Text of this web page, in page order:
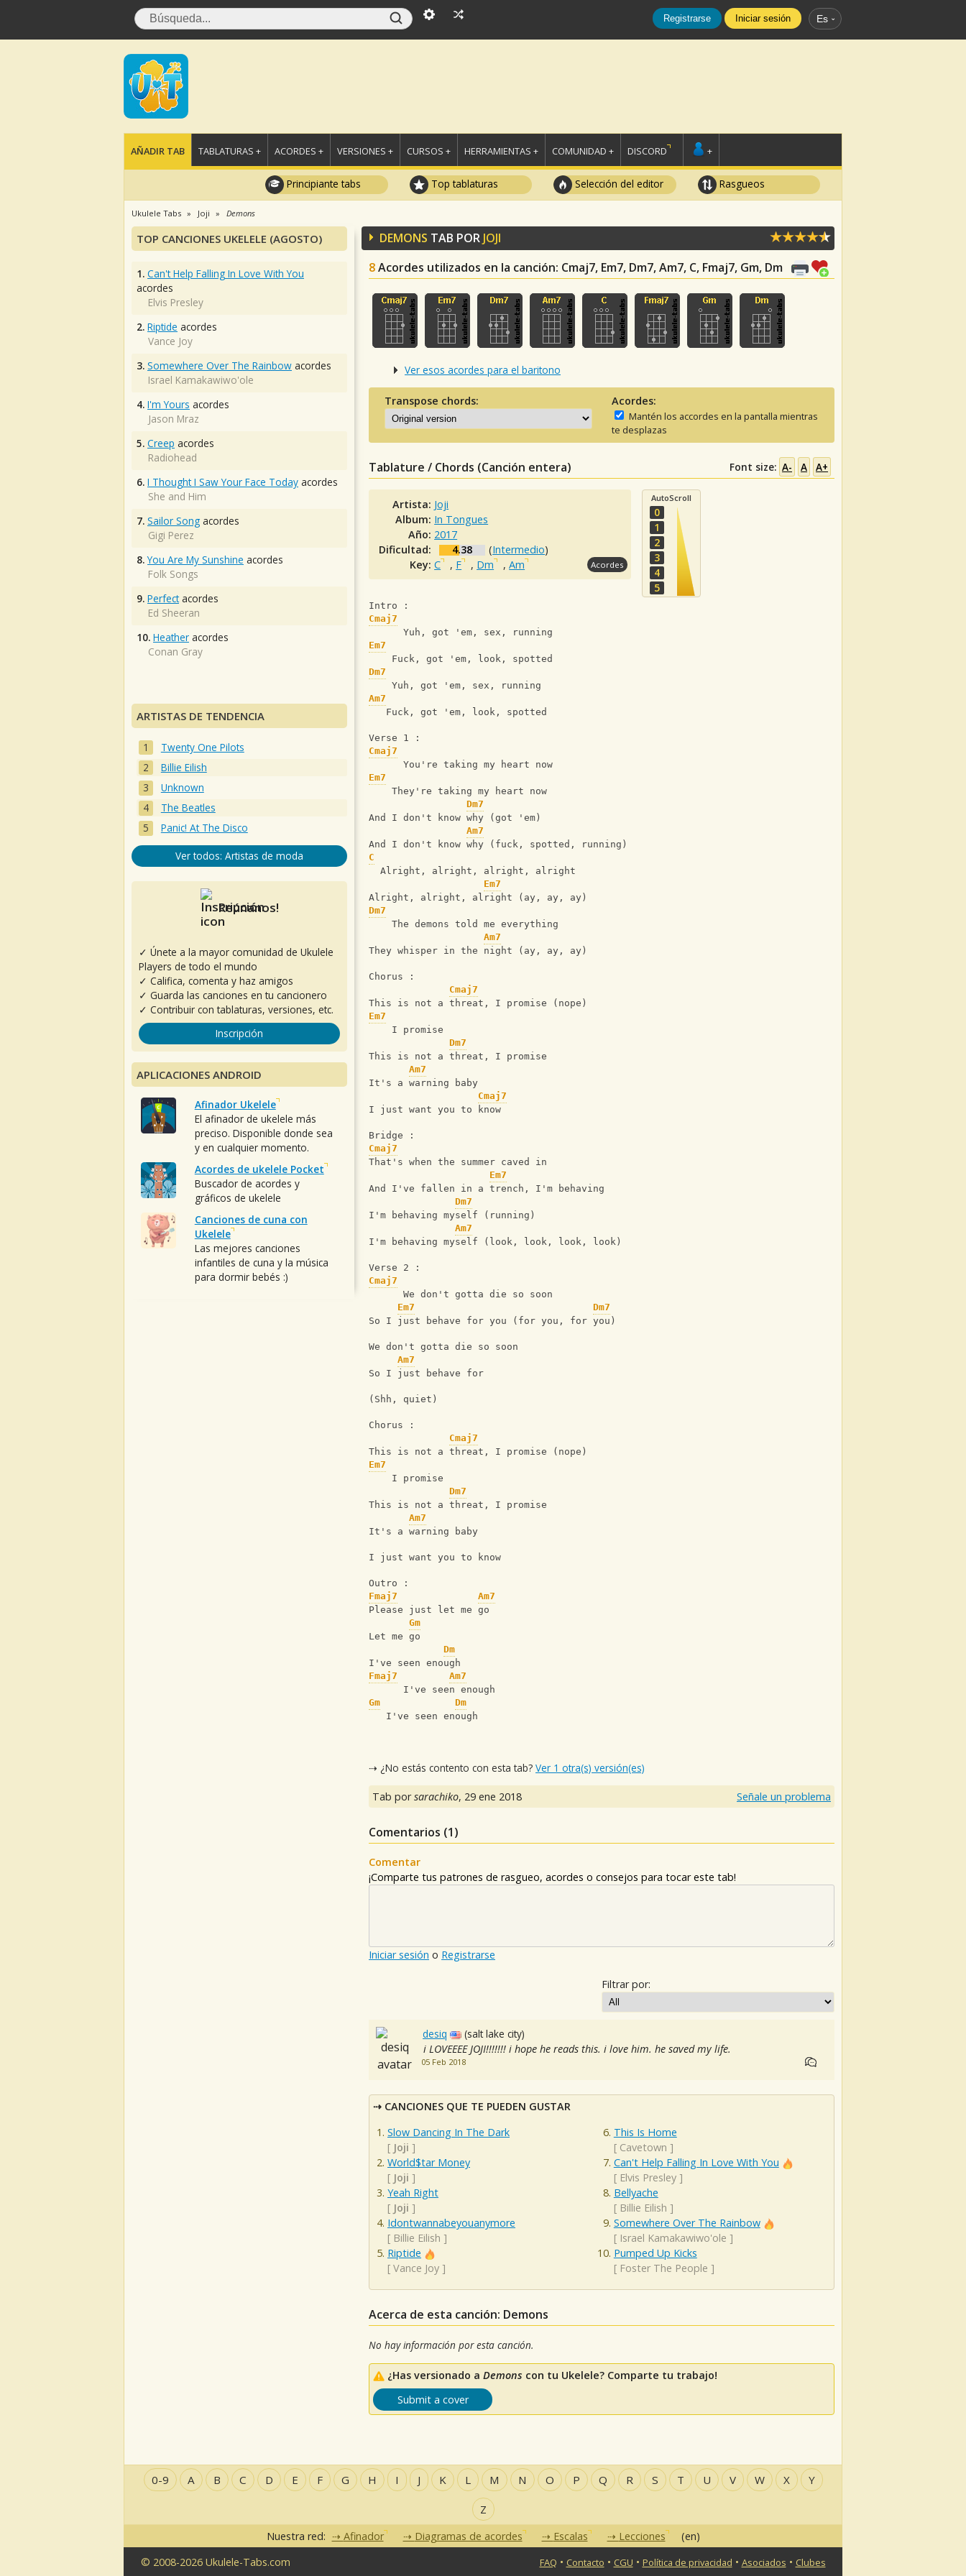
Registrarse Iniciar sesión Es
AÑADIR TAB TABLATURAS + ACORDES + VERSIONES + CURSOS + HERRAMIENTAS + COMUNIDAD + DISCORD +
Principiante tabs Top tablaturas Selección del editor Rasgueos
Ukulele Tabs Joji Demons
DEMONS TAB POR JOJI
8Acordes utilizados en la canción: Cmaj7, Em7, Dm7, Am7, C, Fmaj7, Gm, Dm
Ver esos acordes para el baritono
Transpose chords: Acordes:
Mantén los accordes en la pantalla mientras
te desplazas
Tablature / Chords (Canción entera) Font size: A- A A+
Artista: Joji
Album: In Tongues
Año: 2017
Dificultad:
4.38 (Intermedio)
Key:C , F , Dm ,Am Acordes
AutoScroll
0
1
2
3
4
5
Intro :
Cmaj7
      Yuh, got 'em, sex, running
Em7
    Fuck, got 'em, look, spotted
Dm7
    Yuh, got 'em, sex, running
Am7
   Fuck, got 'em, look, spotted
Verse 1 :
Cmaj7
      You're taking my heart now
Em7
    They're taking my heart now
Dm7
And I don't know why (got 'em)
Am7
And I don't know why (fuck, spotted, running)
C
  Alright, alright, alright, alright
Em7
Alright, alright, alright (ay, ay, ay)
Dm7
    The demons told me everything
Am7
They whisper in the night (ay, ay, ay)
Chorus :
Cmaj7
This is not a threat, I promise (nope)
Em7
    I promise
Dm7
This is not a threat, I promise
Am7
It's a warning baby
Cmaj7
I just want you to know
Bridge :
Cmaj7
That's when the summer caved in
Em7
And I've fallen in a trench, I'm behaving
Dm7
I'm behaving myself (running)
Am7
I'm behaving myself (look, look, look, look)
Verse 2 :
Cmaj7
      We don't gotta die so soon
Em7
Dm7
So I just behave for you (for you, for you)
We don't gotta die so soon
Am7
So I just behave for
(Shh, quiet)
Chorus :
Cmaj7
This is not a threat, I promise (nope)
Em7
    I promise
Dm7
This is not a threat, I promise
Am7
It's a warning baby
I just want you to know
Outro :
Fmaj7
Am7
Please just let me go
Gm
Let me go
Dm
I've seen enough
Fmaj7
Am7
      I've seen enough
Gm
Dm
   I've seen enough
⇢ ¿No estás contento con esta tab? Ver 1 otra(s) versión(es)
Tab porsarachiko, 29 ene 2018 Señale un problema
Comentarios (1)
Comentar
¡Comparte tus patrones de rasgueo, acordes o consejos para tocar este tab!
Iniciar sesión o Registrarse
Filtrar por:
desiq
(salt lake city)
i LOVEEEE JOJI!!!!!!! i hope he reads this. i love him. he saved my life.
05 Feb 2018
CANCIONES QUE TE PUEDEN GUSTAR
Slow Dancing In The Dark
[ Joji ]
World$tar Money
[ Joji ]
Yeah Right
[ Joji ]
Idontwannabeyouanymore
[ Billie Eilish ]
Riptide
[ Vance Joy ]
This Is Home
[ Cavetown ]
Can't Help Falling In Love With You
[ Elvis Presley]
Bellyache
[ Billie Eilish ]
Somewhere Over The Rainbow
[ Israel Kamakawiwo'ole ]
Pumped Up Kicks
[ Foster The People ]
Acerca de esta canción: Demons
No hay información por esta canción.
¿Has versionado a Demons con tu Ukelele? Comparte tu trabajo!
Submit a cover
TOP CANCIONES UKELELE (AGOSTO)
1. Can't Help Falling In Love With You
acordes
Elvis Presley
2. Riptide acordes
Vance Joy
3. Somewhere Over The Rainbow acordes
Israel Kamakawiwo'ole
4. I'm Yours acordes
Jason Mraz
5. Creep acordes
Radiohead
6. I Thought I Saw Your Face Today acordes
She and Him
7. Sailor Song acordes
Gigi Perez
8. You Are My Sunshine acordes
Folk Songs
9. Perfectacordes
Ed Sheeran
10. Heather acordes
Conan Gray
ARTISTAS DE TENDENCIA
Twenty One Pilots
Billie Eilish
Unknown
The Beatles
Panic! At The Disco
Ver todos: Artistas de moda
Reúnanos!
✓ Únete a la mayor comunidad de Ukulele
Players de todo el mundo
✓ Califica, comenta y haz amigos
✓ Guarda las canciones en tu cancionero
✓ Contribuir con tablaturas, versiones, etc.
Inscripción
APLICACIONES ANDROID
Afinador Ukelele
El afinador de ukelele más
preciso. Disponible donde sea
y en cualquier momento.
Acordes de ukelele Pocket
Buscador de acordes y
gráficos de ukelele
Canciones de cuna con
Ukelele
Las mejores canciones
infantiles de cuna y la música
para dormir bebés :)
0-9 A B C D E F G H I J K L M N O P Q R S T U V W X Y
Z
Nuestra red: Afinador Diagramas de acordes Escalas Lecciones
(en)
© 2008-2026 Ukulele-Tabs.com
FAQ • Contacto • CGU • Política de privacidad • Asociados • Clubes